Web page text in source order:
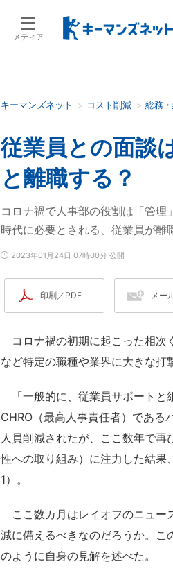
メディア
検索語を入力してください
キーマンズネット コスト削減 総務
従業員との面談
と離職する？
コロナ禍で人事部の役割は「管
時代に必要とされる、従業員が離
2023年01月24日 07時00分 公開
印刷／PDF メー
コロナ禍の初期に起こった相次
など特定の職種や業界に大きな打
「一般的に、従業員サポートと
CHRO（最高人事責任者）である
人員削減されたが、ここ数年で
性への取り組み）に注力した結果
1）。
ここ数カ月はレイオフのニュー
減に備えるべきなのだろうか。こ
のように自身の見解を述べた。